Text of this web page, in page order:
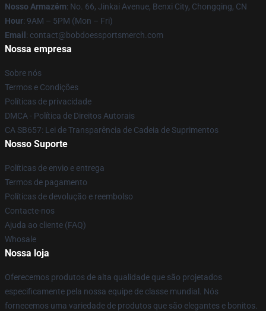
Nosso Armazém: No. 66, Jinkai Avenue, Benxi City, Chongqing, CN
Hour: 9AM – 5PM (Mon – Fri)
Email : contact@bobdoessportsmerch.com
Nossa empresa
Sobre nós
Termos e Condições
Políticas de privacidade
DMCA - Política de Direitos Autorais
CA SB657: Lei de Transparência de Cadeia de Suprimentos
Nosso Suporte
Políticas de envio e entrega
Termos de pagamento
Políticas de devolução e reembolso
Contacte-nos
Ajuda ao cliente (FAQ)
Whosale
Nossa loja
Oferecemos produtos de alta qualidade que são projetados
especificamente pela nossa equipe de classe mundial. Nós
fornecemos uma variedade de produtos que são elegantes e bonitos.